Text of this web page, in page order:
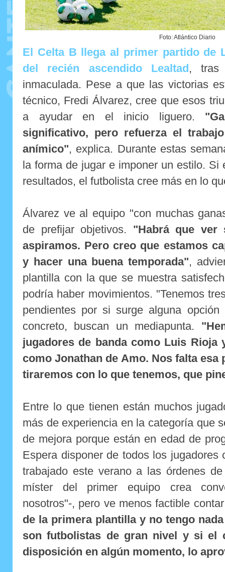
Foto: Atlántico Diario
El Celta B llega al primer partido de
del recién ascendido Lealtad , tras
inmaculada. Pese a que las victorias
técnico, Fredi Álvarez, cree que esos
a ayudar en el inicio liguero.
significativo, pero refuerza el
anímico", explica. Durante estas
la forma de jugar e imponer un estilo. Si
resultados, el futbolista cree más en lo
Álvarez ve al equipo "con muchas
de prefijar objetivos. "Habrá que ver
aspiramos. Pero creo que estamos
y hacer una buena temporada",
plantilla con la que se muestra
podría haber movimientos. "Tenemos
pendientes por si surge alguna
concreto, buscan un mediapunta.
jugadores de banda como Luis Rioja
como Jonathan de Amo. Nos falta
tiraremos con lo que tenemos, que
Entre lo que tienen están muchos
más de experiencia en la categoría que
de mejora porque están en edad de
Espera disponer de todos los
trabajado este verano a las órdenes
míster del primer equipo crea
nosotros"-, pero ve menos factible
de la primera plantilla y no tengo
son futbolistas de gran nivel y si el
disposición en algún momento, lo